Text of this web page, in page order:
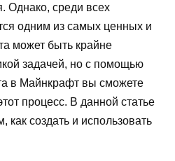
Однако, среди всех
одним из самых ценных и
может быть крайне
задачей, но с помощью
в Майнкрафт вы сможете
процесс. В данной статье
создать и использовать